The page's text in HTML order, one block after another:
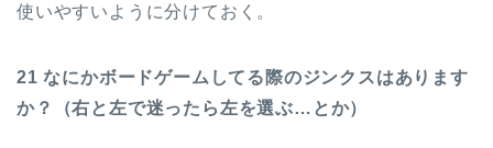
使いやすいように分けておく。
21 なにかボードゲームしてる際のジンクスはあります
か？（右と左で迷ったら左を選ぶ…とか）